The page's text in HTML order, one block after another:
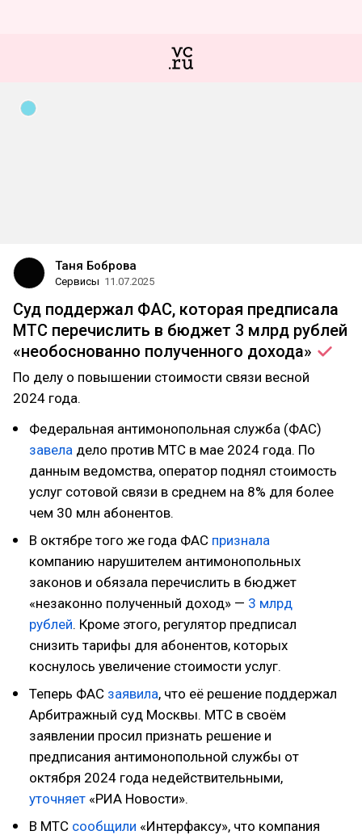
Таня Боброва
Сервисы 11.07.2025
Суд поддержал ФАС, которая предписала
МТС перечислить в бюджет 3 млрд рублей
«необоснованно полученного дохода»
По делу о повышении стоимости связи весной
2024 года.
Федеральная антимонопольная служба (ФАС)
завела дело против МТС в мае 2024 года. По
данным ведомства, оператор поднял стоимость
услуг сотовой связи в среднем на 8% для более
чем 30 млн абонентов.
В октябре того же года ФАС признала
компанию нарушителем антимонопольных
законов и обязала перечислить в бюджет
«незаконно полученный доход» — 3 млрд
рублей. Кроме этого, регулятор предписал
снизить тарифы для абонентов, которых
коснулось увеличение стоимости услуг.
Теперь ФАС заявила, что её решение поддержал
Арбитражный суд Москвы. МТС в своём
заявлении просил признать решение и
предписания антимонопольной службы от
октября 2024 года недействительными,
уточняет «РИА Новости».
В МТС сообщили «Интерфаксу», что компания